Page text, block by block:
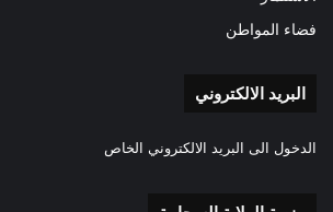
فضاء المواطن
البريد الالكتروني
الدخول الى البريد الالكتروني الخاص